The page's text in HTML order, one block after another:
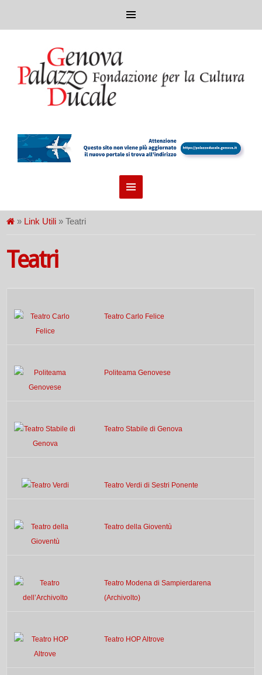
» Link Utili » Teatri
Teatri
Teatro Carlo Felice
Politeama Genovese
Teatro Stabile di Genova
Teatro Verdi di Sestri Ponente
Teatro della Gioventù
Teatro Modena di Sampierdarena
(Archivolto)
Teatro HOP Altrove